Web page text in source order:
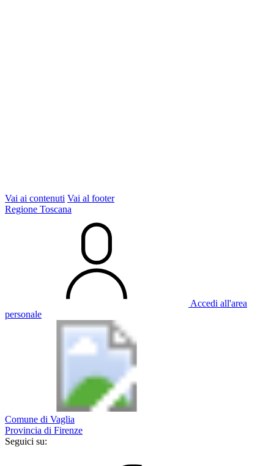
Vai ai contenuti Vai al footer
Regione Toscana
Accedi all'area
personale
Comune di Vaglia
Provincia di Firenze
Seguici su: